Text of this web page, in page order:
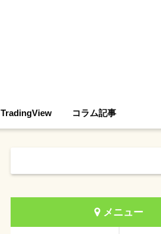
TradingView コラム記事
メニュー